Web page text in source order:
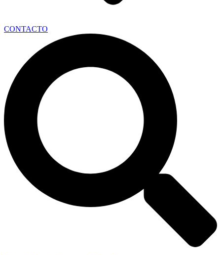
CONTACTO